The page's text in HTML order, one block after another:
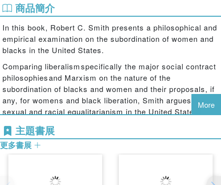
商品簡介
In this book, Robert C. Smith presents a philosophical and
empirical examination on the subordination of women and
blacks in the United States.
Comparing liberalismspecifically the major social contract
philosophiesand Marxism on the nature of the
subordination of blacks and women and their proposals, if
any, for womens and black liberation, Smith argues that
sexual and racial equalitarianism in the United States is
the multiple meanings of politics and its relationship to
power, and an analysis of nine power bases blacks and
bases include money, knowledge (including technology
More
主題書展
更多書展